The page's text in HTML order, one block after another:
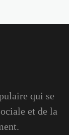
qui se
et de la